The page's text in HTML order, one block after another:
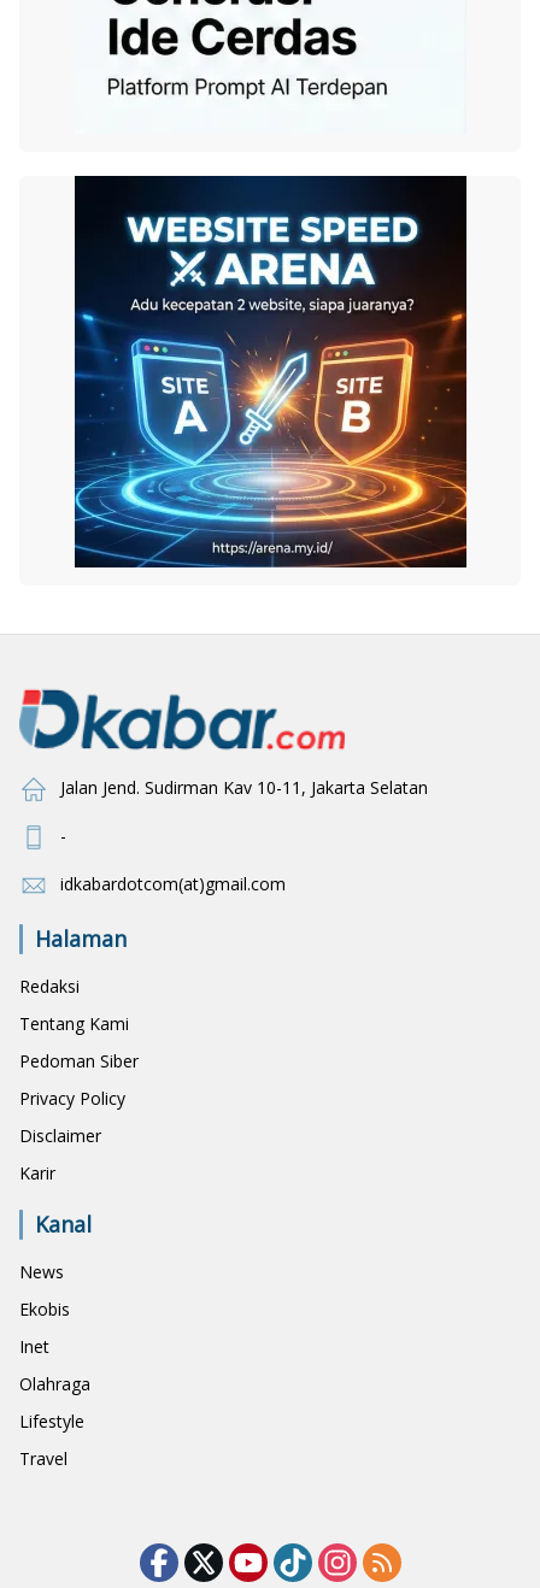
Jalan Jend. Sudirman Kav 10-11, Jakarta Selatan
-
idkabardotcom(at)gmail.com
Halaman
Redaksi
Tentang Kami
Pedoman Siber
Privacy Policy
Disclaimer
Karir
Kanal
News
Ekobis
Inet
Olahraga
Lifestyle
Travel